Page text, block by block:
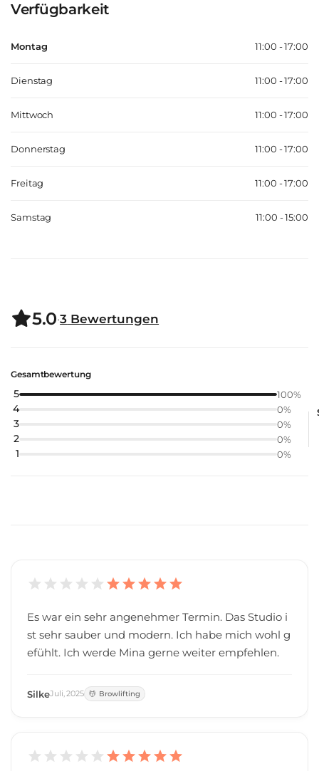
Verfügbarkeit
Montag 11:00 - 17:00
Dienstag 11:00 - 17:00
Mittwoch 11:00 - 17:00
Donnerstag 11:00 - 17:00
Freitag 11:00 - 17:00
Samstag 11:00 - 15:00
5.0·3 Bewertungen
Gesamtbewertung
5 100%
4 0%
3 0%
2 0%
1 0%
Es war ein sehr angenehmer Termin. Das Studio i
st sehr sauber und modern. Ich habe mich wohl g
efühlt. Ich werde Mina gerne weiter empfehlen.
SilkeJuli,2025 Browlifting